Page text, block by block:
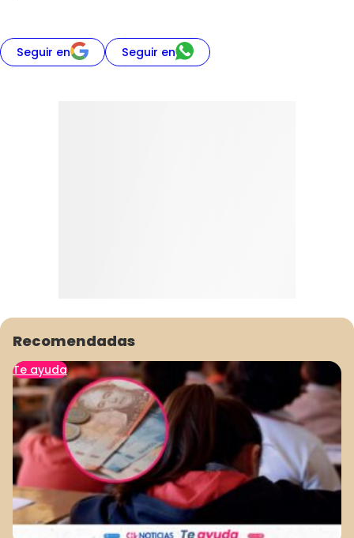
Seguir en Seguir en
Recomendadas
Te ayuda